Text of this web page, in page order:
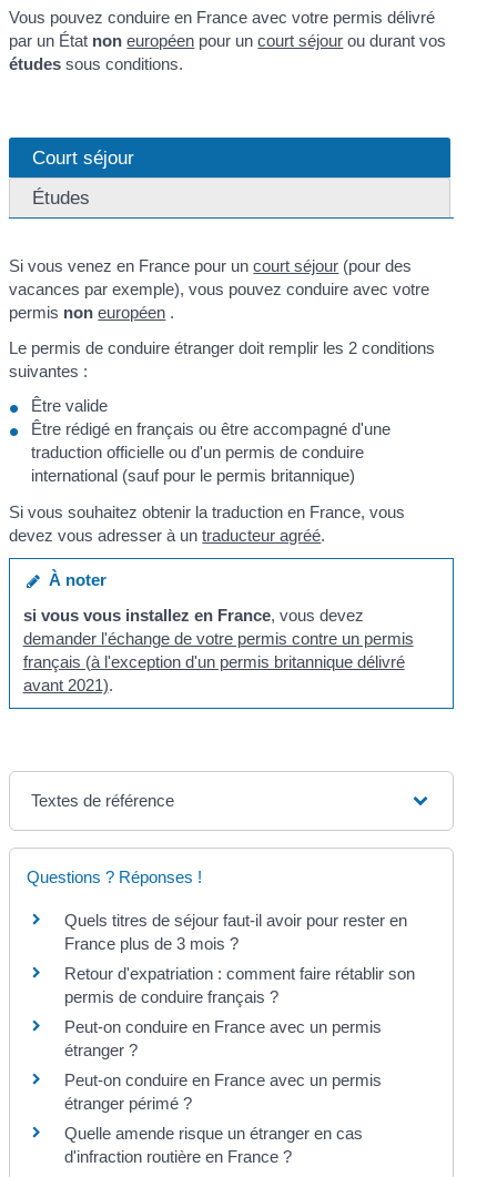
Vous pouvez conduire en France avec votre permis délivré
par un État noneuropéen pour uncourt séjour ou durant vos
études sous conditions.
Court séjour
Études
Si vous venez en France pour uncourt séjour (pour des
vacances par exemple), vous pouvez conduire avec votre
permis noneuropéen .
Le permis de conduire étranger doit remplir les 2 conditions
suivantes :
Être valide
Être rédigé en français ou être accompagné d'une
traduction officielle ou d'un permis de conduire
international (sauf pour le permis britannique)
Si vous souhaitez obtenir la traduction en France, vous
devez vous adresser à untraducteur agréé.
À noter
si vous vous installez en France, vous devez
demander l'échange de votre permis contre un permis
français (à l'exception d'un permis britannique délivré
avant 2021).
Textes de référence
Questions ? Réponses !
Quels titres de séjour faut-il avoir pour rester en
France plus de 3 mois ?
Retour d'expatriation : comment faire rétablir son
permis de conduire français ?
Peut-on conduire en France avec un permis
étranger ?
Peut-on conduire en France avec un permis
étranger périmé ?
Quelle amende risque un étranger en cas
d'infraction routière en France ?